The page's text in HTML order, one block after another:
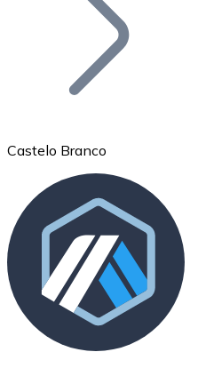
Ethereum
ETH
Castelo Branco